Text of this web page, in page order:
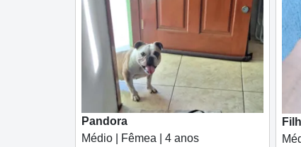
Pandora
Médio | Fêmea | 4 anos